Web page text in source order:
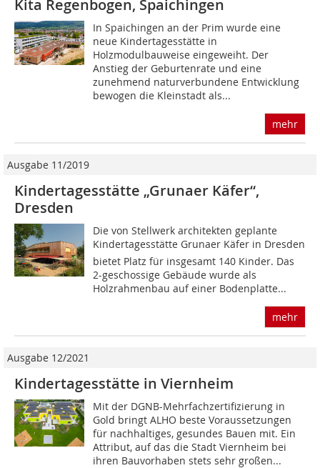
Kita Regenbogen, Spaichingen
In Spaichingen an der Prim wurde eine
neue Kindertagesstätte in
Holzmodulbauweise eingeweiht. Der
Anstieg der Geburtenrate und eine
zunehmend naturverbundene Entwicklung
bewogen die Kleinstadt als...
mehr
Ausgabe 11/2019
Kindertagesstätte „Grunaer Käfer“,
Dresden
Die von Stellwerk architekten geplante
Kindertagesstätte Grunaer Käfer in Dresden
bietet Platz für insgesamt 140 Kinder. Das
2-geschossige Gebäude wurde als
Holzrahmenbau auf einer Bodenplatte...
mehr
Ausgabe 12/2021
Kindertagesstätte in Viernheim
Mit der DGNB-Mehrfachzertifizierung in
Gold bringt ALHO beste Voraussetzungen
für nachhaltiges, gesundes Bauen mit. Ein
Attribut, auf das die Stadt Viernheim bei
ihren Bauvorhaben stets sehr großen...